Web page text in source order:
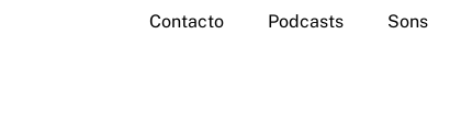
Contacto Podcasts Sons